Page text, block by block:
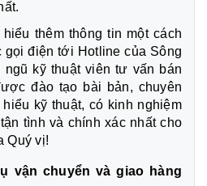
thêm thông tin một cách
gọi điện tới Hotline của Sông
ngũ kỹ thuật viên tư vấn bán
đào tạo bài bản, chuyên
kỹ thuật, có kinh nghiệm
tình và chính xác nhất cho
Quý vị!
vận chuyển và giao hàng